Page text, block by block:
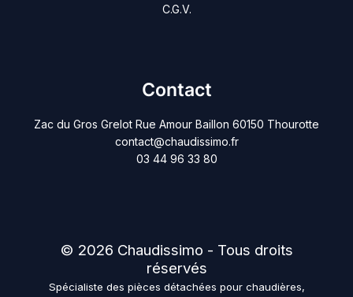
C.G.V.
Contact
Zac du Gros Grelot Rue Amour Baillon 60150 Thourotte
contact@chaudissimo.fr
03 44 96 33 80
© 2026 Chaudissimo - Tous droits
réservés
Spécialiste des pièces détachées pour chaudières,